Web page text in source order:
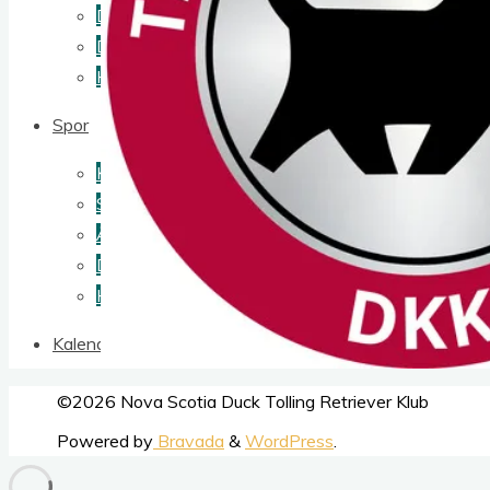
Dual Jagt
Dual Workingtest
How to enter my foreign dog
Spor
Klubbens sporprøver
Sporudvalgets dokumenter
Årets sportoller
Dual Spor
How to enter my foreign dog
Kalender
Top
©2026 Nova Scotia Duck Tolling Retriever Klub
Powered by Bravada & WordPress